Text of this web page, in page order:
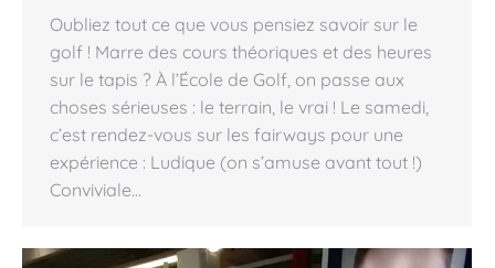
Oubliez tout ce que vous pensiez savoir sur le
golf ! Marre des cours théoriques et des heures
sur le tapis ? À l’École de Golf, on passe aux
choses sérieuses : le terrain, le vrai ! Le samedi,
c’est rendez-vous sur les fairways pour une
expérience : Ludique (on s’amuse avant tout !)
Conviviale…